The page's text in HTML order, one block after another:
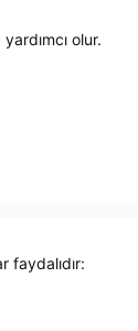
olur.
faydalıdır: